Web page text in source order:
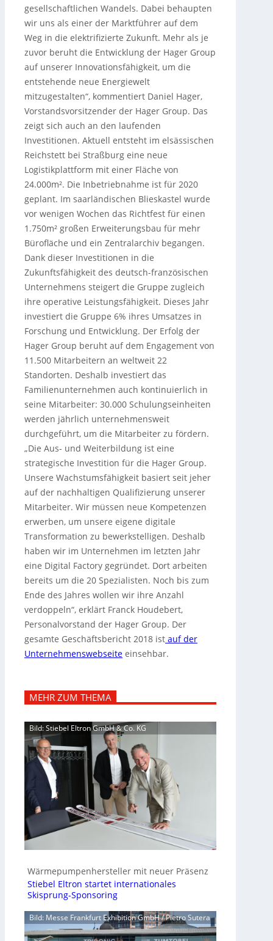
gesellschaftlichen Wandels. Dabei behaupten
wir uns als einer der Marktführer auf dem
Weg in die elektrifizierte Zukunft. Mehr als je
zuvor beruht die Entwicklung der Hager Group
auf unserer Innovationsfähigkeit, um die
entstehende neue Energiewelt
mitzugestalten“, kommentiert Daniel Hager,
Vorstandsvorsitzender der Hager Group. Das
zeigt sich auch an den laufenden
Investitionen. Aktuell entsteht im elsässischen
Reichstett bei Straßburg eine neue
Logistikplattform mit einer Fläche von
24.000m². Die Inbetriebnahme ist für 2020
geplant. Im saarländischen Blieskastel wurde
vor wenigen Wochen das Richtfest für einen
1.750m² großen Erweiterungsbau für mehr
Bürofläche und ein Zentralarchiv begangen.
Dank dieser Investitionen in die
Zukunftsfähigkeit des deutsch-französischen
Unternehmens steigert die Gruppe zugleich
ihre operative Leistungsfähigkeit. Dieses Jahr
investiert die Gruppe 6% ihres Umsatzes in
Forschung und Entwicklung. Der Erfolg der
Hager Group beruht auf dem Engagement von
11.500 Mitarbeitern an weltweit 22
Standorten. Deshalb investiert das
Familienunternehmen auch kontinuierlich in
seine Mitarbeiter: 30.000 Schulungseinheiten
werden jährlich unternehmensweit
durchgeführt, um die Mitarbeiter zu fördern.
„Die Aus- und Weiterbildung ist eine
strategische Investition für die Hager Group.
Unsere Wachstumsfähigkeit basiert seit jeher
auf der nachhaltigen Qualifizierung unserer
Mitarbeiter. Wir müssen neue Kompetenzen
erwerben, um unsere eigene digitale
Transformation zu bewerkstelligen. Deshalb
haben wir im Unternehmen im letzten Jahr
eine Digital Factory gegründet. Dort arbeiten
bereits um die 20 Spezialisten. Noch bis zum
Ende des Jahres wollen wir ihre Anzahl
verdoppeln“, erklärt Franck Houdebert,
Personalvorstand der Hager Group. Der
gesamte Geschäftsbericht 2018 ist auf der
Unternehmenswebseite einsehbar.
MEHR ZUM THEMA
Bild: Stiebel Eltron GmbH & Co. KG
Wärmepumpenhersteller mit neuer Präsenz
Stiebel Eltron startet internationales
Skisprung-Sponsoring
Bild: Messe Frankfurt Exhibition GmbH / Pietro Sutera